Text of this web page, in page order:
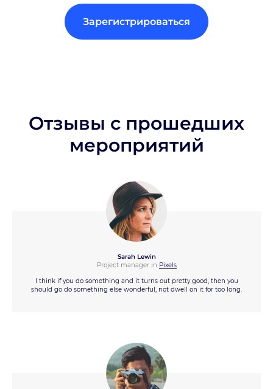
Зарегистрироваться
Отзывы с прошедших
мероприятий
Sarah Lewin
Project manager in Pixels
I think if you do something and it turns out pretty good, then you
should go do something else wonderful, not dwell on it for too long.
Секреты и лайфхаки в наших каналах: